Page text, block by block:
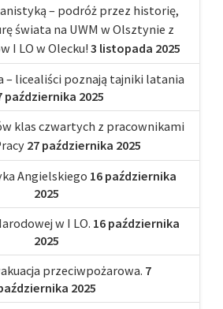
– podróż przez historię,
świata na UWM w Olsztynie z
I LO w Olecku! 3 listopada 2025
– licealiści poznają tajniki latania
października 2025
klas czwartych z pracownikami
27 października 2025
Angielskiego 16 października
2025
w I LO. 16 października
2025
przeciwpożarowa. 7
2025